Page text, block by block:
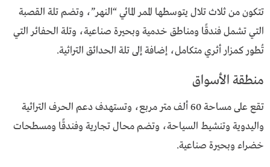
تتكون من ثلاث تلال يتوسطها الممر المائي “النهر”، وتضم تلة القصبة
التي تشمل فندقًا ومناطق خدمية وبحيرة صناعية، وتلة الحفائر التي
تُطور كمزار أثري متكامل، إضافة إلى تلة الحدائق التراثية.
منطقة الأسواق
تقع على مساحة 60 ألف متر مربع، وتستهدف دعم الحرف التراثية
واليدوية وتنشيط السياحة، وتضم محال تجارية وفندقًا ومسطحات
خضراء وبحيرة صناعية.